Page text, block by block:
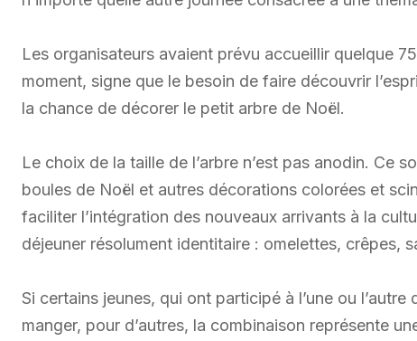
Les organisateurs avaient prévu accueillir quelque
moment, signe que le besoin de faire découvrir
la chance de décorer le petit arbre de Noël.
Le choix de la taille de l’arbre n’est pas anodin. Ce
boules de Noël et autres décorations colorées et
faciliter l’intégration des nouveaux arrivants à la
déjeuner résolument identitaire : omelettes, crêpes,
Si certains jeunes, qui ont participé à l’une ou
manger, pour d’autres, la combinaison représente